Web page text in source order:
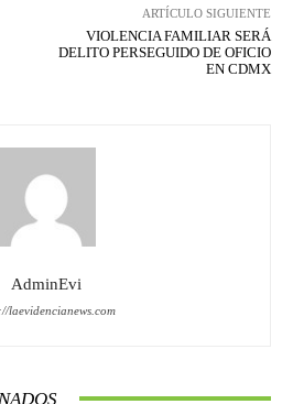
ARTÍCULO SIGUIENTE
VIOLENCIA FAMILIAR SERÁ
DELITO PERSEGUIDO DE OFICIO
EN CDMX
AdminEvi
laevidencianews.com